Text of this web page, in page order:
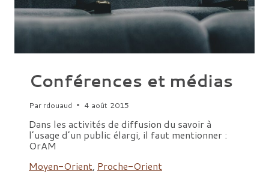
Conférences et médias
Par rdouaud 4 août 2015
Dans les activités de diffusion du savoir à
l’usage d’un public élargi, il faut mentionner :
OrAM
Moyen-Orient, Proche-Orient